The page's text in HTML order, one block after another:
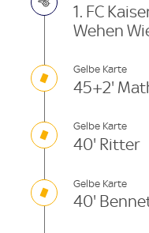
1. FC
Wehen
Gelbe Karte
45+2'
Gelbe Karte
40' Ritter
Gelbe Karte
40'